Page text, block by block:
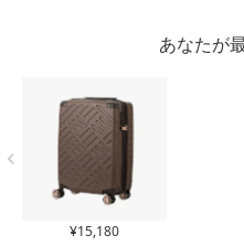
オープン TS
あなたが
¥15,180